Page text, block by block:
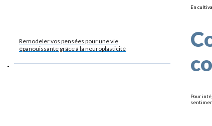
Remodeler vos pensées pour une vie
épanouissante grâce à la neuroplasticité
En
Pour